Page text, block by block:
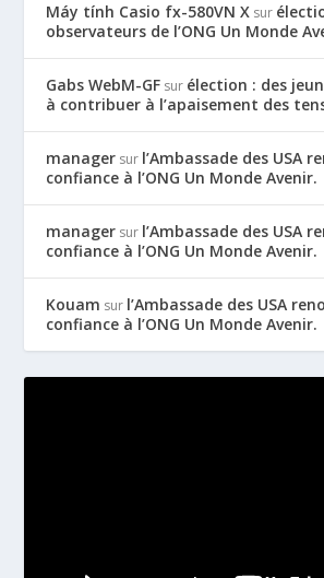
Máy tính Casio fx-580VN X sur
observateurs de l’ONG Un Monde
Gabs WebM-GF sur élection : des
à contribuer à l’apaisement des
manager sur l’Ambassade des USA
confiance à l’ONG Un Monde Avenir.
manager sur l’Ambassade des USA
confiance à l’ONG Un Monde Avenir.
Kouam sur l’Ambassade des USA
confiance à l’ONG Un Monde Avenir.